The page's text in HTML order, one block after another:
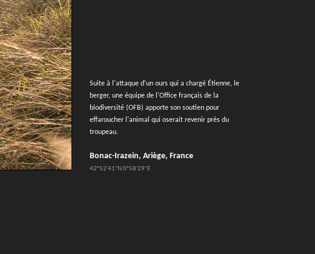
Suite à l'attaque d'un ours qui a chargé Étienne, le
berger, une équipe de l'Office français de la
biodiversité (OFB) apporte son soutien pour
effaroucher l'animal qui oserait revenir près du
troupeau.
Bonac-Irazein, Ariège, France
42°52'41''N 0°58'29''E